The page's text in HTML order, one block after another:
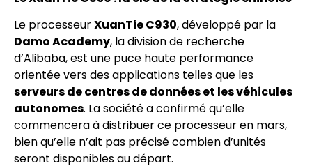
Le processeurXuanTie C930, développé par la
Damo Academy, la division de recherche
d’Alibaba, est une puce haute performance
orientée vers des applications telles que les
serveurs de centres de données et les véhicules
autonomes. La société a confirmé qu’elle
commencera à distribuer ce processeur en mars,
bien qu’elle n’ait pas précisé combien d’unités
seront disponibles au départ.